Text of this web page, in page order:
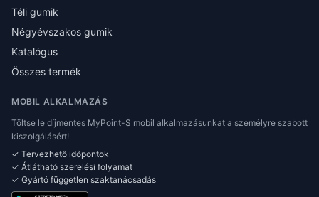
Téli gumik
Négyévszakos gumik
Katalógus
Összes termék
MOBIL ALKALMAZÁS
Töltse le díjmentes MyPoint-S mobil alkalmazásunkat a személyre szabott
kiszolgálásért!
✓ Tervezhető időpontok
✓ Átlátható szerelési folyamat
✓ Gyártó független szaktanácsadás